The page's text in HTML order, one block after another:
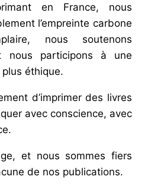
en France, nous
l’empreinte carbone
nous soutenons
nous participons à une
éthique.
d’imprimer des livres
avec conscience, avec
et nous sommes fiers
de nos publications.